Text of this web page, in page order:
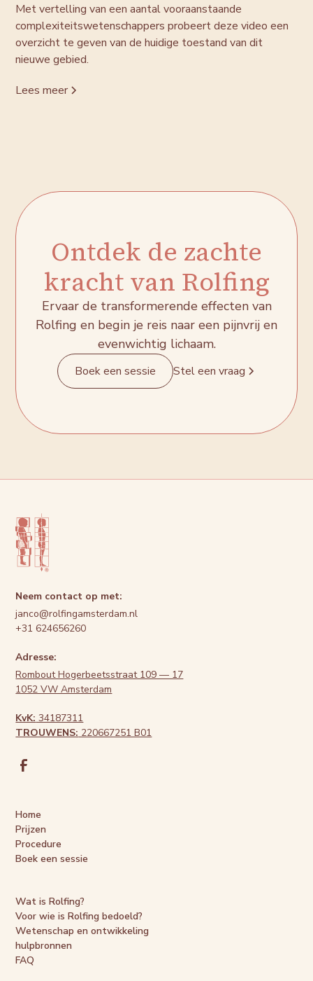
Met vertelling van een aantal vooraanstaande
complexiteitswetenschappers probeert deze video een
overzicht te geven van de huidige toestand van dit
nieuwe gebied.
Lees meer
Ontdek de zachte
kracht van Rolfing
Ervaar de transformerende effecten van
Rolfing en begin je reis naar een pijnvrij en
evenwichtig lichaam.
Boek een sessie Stel een vraag
Neem contact op met:
janco@rolfingamsterdam.nl
+31 624656260
Adresse:
Rombout Hogerbeetsstraat 109 — 17
1052 VW Amsterdam
KvK: 34187311
TROUWENS: 220667251 B01
Home
Prijzen
Procedure
Boek een sessie
Wat is Rolfing?
Voor wie is Rolfing bedoeld?
Wetenschap en ontwikkeling
hulpbronnen
FAQ